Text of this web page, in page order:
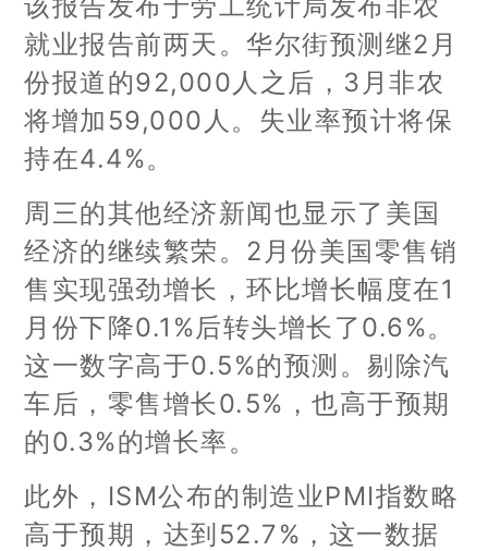
就业报告前两天。华尔街预测继2月
份报道的92,000人之后，3月非农
将增加59,000人。失业率预计将保
持在4.4%。
周三的其他经济新闻也显示了美国
经济的继续繁荣。2月份美国零售销
售实现强劲增长，环比增长幅度在1
月份下降0.1%后转头增长了0.6%。
这一数字高于0.5%的预测。剔除汽
车后，零售增长0.5%，也高于预期
的0.3%的增长率。
此外，ISM公布的制造业PMI指数略
高于预期，达到52.7%，这一数据